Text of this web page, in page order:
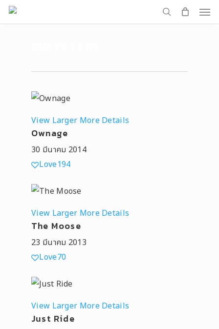
Skip
to
search
View Larger More Details
Ownage
30 มีนาคม 2014
Love194
View Larger More Details
The Moose
23 มีนาคม 2013
Love70
View Larger More Details
Just Ride